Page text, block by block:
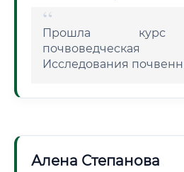
Прошла курс
почвоведческая
Исследования
Алена Степанова